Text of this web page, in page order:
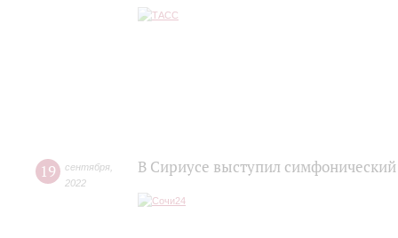
19 сентября
2022
В Сириусе выступил